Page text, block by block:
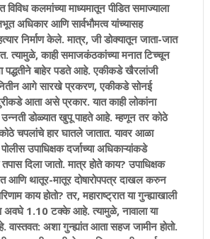
विविध कलमांच्या माध्यमातून पीडित समाज्याला
अधिकार आणि सार्वभौमत्व यांच्यासह
निर्माण केले. मात्र, जी डोक्यातून जाता-जात
त्यामुळे, काही समाजकंठकांच्या मनात टिच्चून
पद्धतीने बाहेर पडते आहे. एकीकडे खैरलांजी
आगे सारखे प्रकरण, एकीकडे सोनई
आता असे प्रकार. यात काही लोकांना
उन्नती डोळ्यात खुपू पाहते आहे. म्हणून तर कोठे
चपलांचे हार घातले जातात. यावर आळा
उपाधिक्षक दर्जाच्या अधिकाऱ्यांकडे
दिला जातो. मात्र होते काय? उपाधिक्षक
आणि थातूर-मातूर दोषारोपपत्र दाखल करुन
काय होतो? तर, महाराष्ट्रात या गुन्ह्याखाली
अवघे 1.10 टक्के आहे. त्यामुळे, नावाला या
वास्तवत: अशा गुन्ह्यांत आता सहज जामीन होतो.